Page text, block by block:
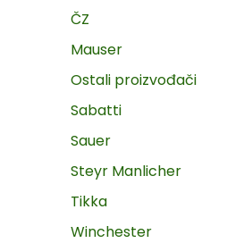
ČZ
Mauser
Ostali proizvođači
Sabatti
Sauer
Steyr Manlicher
Tikka
Winchester